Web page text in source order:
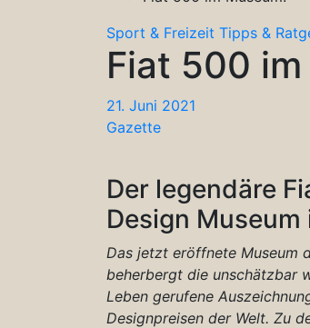
Sport & Freizeit Tipps &
Fiat 500
21. Juni 2021
Gazette
Der legendäre
Design Museum
Das jetzt eröffnete Museum
beherbergt die unschätzbar
Leben gerufene
Designpreisen der Welt. Zu